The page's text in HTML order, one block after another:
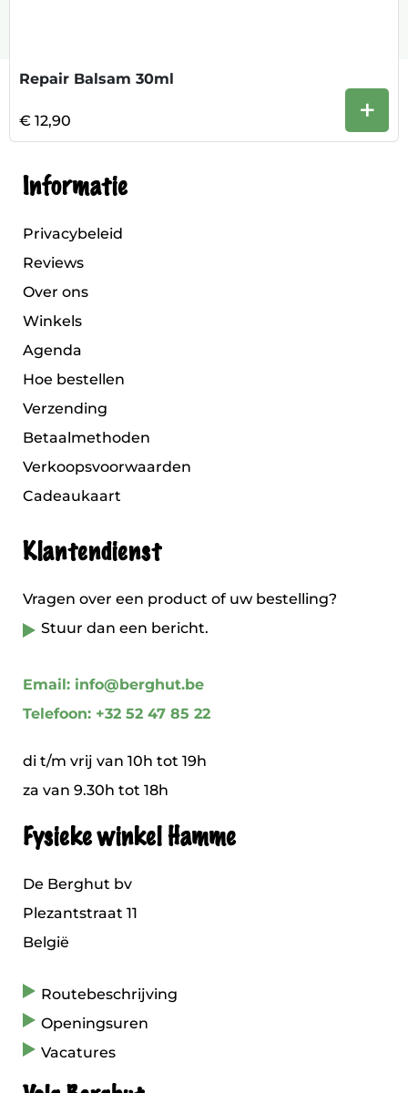
Repair Balsam 30ml
€ 12,90 +
Informatie
Privacybeleid
Reviews
Over ons
Winkels
Agenda
Hoe bestellen
Verzending
Betaalmethoden
Verkoopsvoorwaarden
Cadeaukaart
Klantendienst
Vragen over een product of uw bestelling?
Stuur dan een bericht.
Email: info@berghut.be
Telefoon: +32 52 47 85 22
di t/m vrij van 10h tot 19h
za van 9.30h tot 18h
Fysieke winkel Hamme
De Berghut bv
Plezantstraat 11
België
Routebeschrijving
Openingsuren
Vacatures